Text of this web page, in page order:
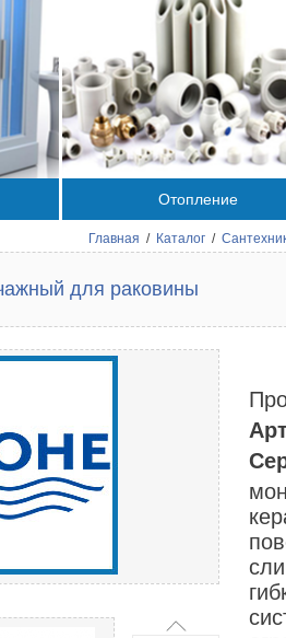
Отопление
Главная / Каталог /
для раковины